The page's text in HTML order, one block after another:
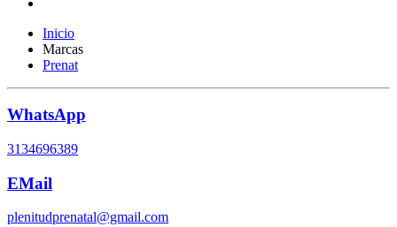
Inicio
Marcas
Prenat
WhatsApp
3134696389
EMail
plenitudprenatal@gmail.com